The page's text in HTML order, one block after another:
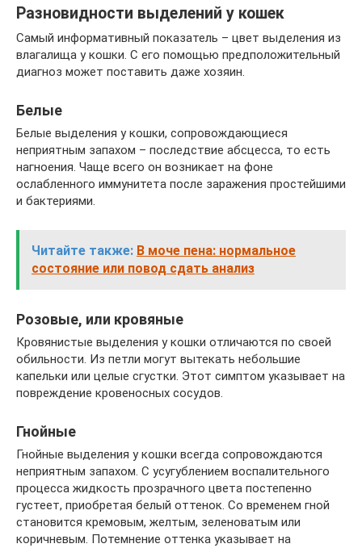
Разновидности выделений у кошек
Самый информативный показатель – цвет выделения из
влагалища у кошки. С его помощью предположительный
диагноз может поставить даже хозяин.
Белые
Белые выделения у кошки, сопровождающиеся
неприятным запахом – последствие абсцесса, то есть
нагноения. Чаще всего он возникает на фоне
ослабленного иммунитета после заражения простейшими
и бактериями.
Читайте также: В моче пена: нормальное
состояние или повод сдать анализ
Розовые, или кровяные
Кровянистые выделения у кошки отличаются по своей
обильности. Из петли могут вытекать небольшие
капельки или целые сгустки. Этот симптом указывает на
повреждение кровеносных сосудов.
Гнойные
Гнойные выделения у кошки всегда сопровождаются
неприятным запахом. С усугублением воспалительного
процесса жидкость прозрачного цвета постепенно
густеет, приобретая белый оттенок. Со временем гной
становится кремовым, желтым, зеленоватым или
коричневым. Потемнение оттенка указывает на